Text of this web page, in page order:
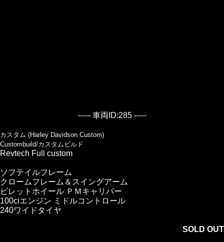
----- 車両ID:285 -----
カスタム (Harley Davidson Custom)
Custombuild/カスタムビルド
Revtech Full custom
ソフテイルフレーム
クロームフレーム＆スイングアーム
ビレットホイール ＰＭキャリパー
100ciエンジン ミドルコントロール
240ワイドタイヤ
SOLD OUT